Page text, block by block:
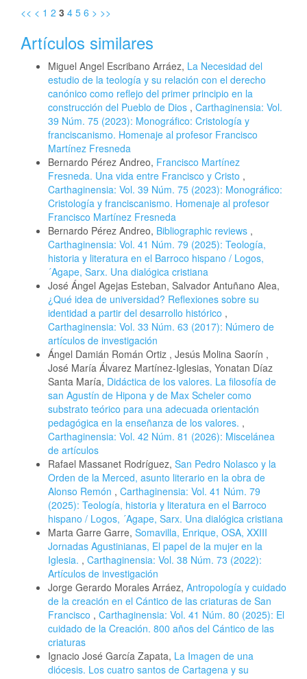
<< < 1 2 3 4 5 6 > >>
Artículos similares
Miguel Angel Escribano Arráez, La Necesidad del
estudio de la teología y su relación con el derecho
canónico como reflejo del primer principio en la
construcción del Pueblo de Dios , Carthaginensia: Vol.
39 Núm. 75 (2023): Monográfico: Cristología y
franciscanismo. Homenaje al profesor Francisco
Martínez Fresneda
Bernardo Pérez Andreo, Francisco Martínez
Fresneda. Una vida entre Francisco y Cristo ,
Carthaginensia: Vol. 39 Núm. 75 (2023): Monográfico:
Cristología y franciscanismo. Homenaje al profesor
Francisco Martínez Fresneda
Bernardo Pérez Andreo, Bibliographic reviews ,
Carthaginensia: Vol. 41 Núm. 79 (2025): Teología,
historia y literatura en el Barroco hispano / Logos,
´Agape, Sarx. Una dialógica cristiana
José Ángel Agejas Esteban, Salvador Antuñano Alea,
¿Qué idea de universidad? Reflexiones sobre su
identidad a partir del desarrollo histórico ,
Carthaginensia: Vol. 33 Núm. 63 (2017): Número de
artículos de investigación
Ángel Damián Román Ortiz , Jesús Molina Saorín ,
José María Álvarez Martínez-Iglesias, Yonatan Díaz
Santa María, Didáctica de los valores. La filosofía de
san Agustín de Hipona y de Max Scheler como
substrato teórico para una adecuada orientación
pedagógica en la enseñanza de los valores. ,
Carthaginensia: Vol. 42 Núm. 81 (2026): Miscelánea
de artículos
Rafael Massanet Rodríguez, San Pedro Nolasco y la
Orden de la Merced, asunto literario en la obra de
Alonso Remón , Carthaginensia: Vol. 41 Núm. 79
(2025): Teología, historia y literatura en el Barroco
hispano / Logos, ´Agape, Sarx. Una dialógica cristiana
Marta Garre Garre, Somavilla, Enrique, OSA, XXIII
Jornadas Agustinianas, El papel de la mujer en la
Iglesia. , Carthaginensia: Vol. 38 Núm. 73 (2022):
Artículos de investigación
Jorge Gerardo Morales Arráez, Antropología y cuidado
de la creación en el Cántico de las criaturas de San
Francisco , Carthaginensia: Vol. 41 Núm. 80 (2025): El
cuidado de la Creación. 800 años del Cántico de las
criaturas
Ignacio José García Zapata, La Imagen de una
diócesis. Los cuatro santos de Cartagena y su